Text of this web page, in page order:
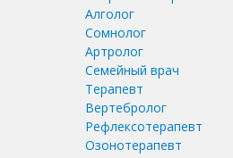
Алголог
Сомнолог
Артролог
Семейный врач
Терапевт
Вертебролог
Рефлексотерапевт
Озонотерапевт